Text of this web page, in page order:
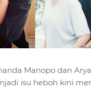
Manopo dan
isu heboh kini